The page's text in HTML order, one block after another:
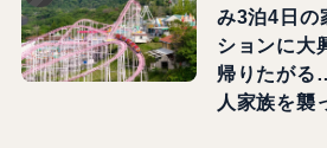
み3泊4日の
ションに大
帰りたがる
人家族を襲